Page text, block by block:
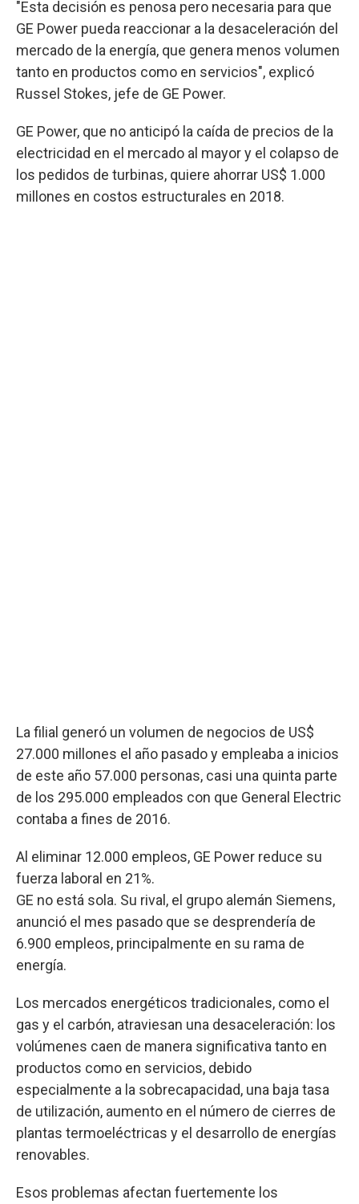
"Esta decisión es penosa pero necesaria para que
GE Power pueda reaccionar a la desaceleración del
mercado de la energía, que genera menos volumen
tanto en productos como en servicios", explicó
Russel Stokes, jefe de GE Power.
GE Power, que no anticipó la caída de precios de la
electricidad en el mercado al mayor y el colapso de
los pedidos de turbinas, quiere ahorrar US$ 1.000
millones en costos estructurales en 2018.
La filial generó un volumen de negocios de US$
27.000 millones el año pasado y empleaba a inicios
de este año 57.000 personas, casi una quinta parte
de los 295.000 empleados con que General Electric
contaba a fines de 2016.
Al eliminar 12.000 empleos, GE Power reduce su
fuerza laboral en 21%.
GE no está sola. Su rival, el grupo alemán Siemens,
anunció el mes pasado que se desprendería de
6.900 empleos, principalmente en su rama de
energía.
Los mercados energéticos tradicionales, como el
gas y el carbón, atraviesan una desaceleración: los
volúmenes caen de manera significativa tanto en
productos como en servicios, debido
especialmente a la sobrecapacidad, una baja tasa
de utilización, aumento en el número de cierres de
plantas termoeléctricas y el desarrollo de energías
renovables.
Esos problemas afectan fuertemente los